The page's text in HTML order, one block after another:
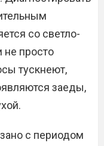
со светло-
не просто
тускнеют,
заеды,
с периодом